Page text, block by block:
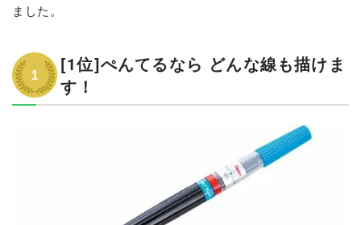
ました。
[1位]ぺんてるなら どんな線も描けま
す！